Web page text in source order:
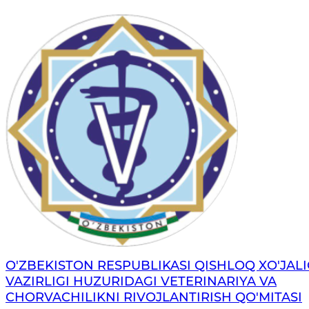
O'ZBEKISTON RESPUBLIKASI QISHLOQ
VAZIRLIGI HUZURIDAGI VETERINARIYA VA
CHORVACHILIKNI RIVOJLANTIRISH QO'MITASI